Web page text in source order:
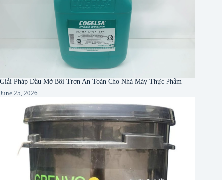
Giải Pháp Dầu Mỡ Bôi Trơn An Toàn Cho Nhà Máy Thực Phẩm
June 25, 2026